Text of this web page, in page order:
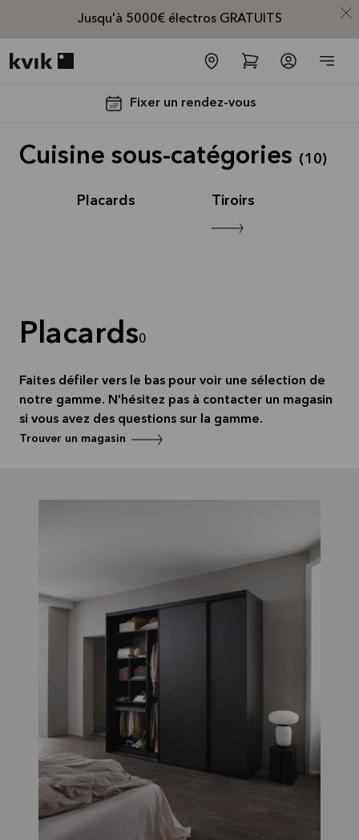
Jusqu'à 5000€ électros GRATUITS
Fixer un rendez-vous
suite
Cuisine sous-catégories (10)
Placards Tiroirs
Placards0
Faites défiler vers le bas pour voir une sélection de
notre gamme. N'hésitez pas à contacter un magasin
si vous avez des questions sur la gamme.
Trouver un magasin